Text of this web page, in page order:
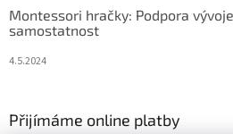
Montessori hračky: Podpora
samostatnost
4.5.2024
Přijímáme online platby